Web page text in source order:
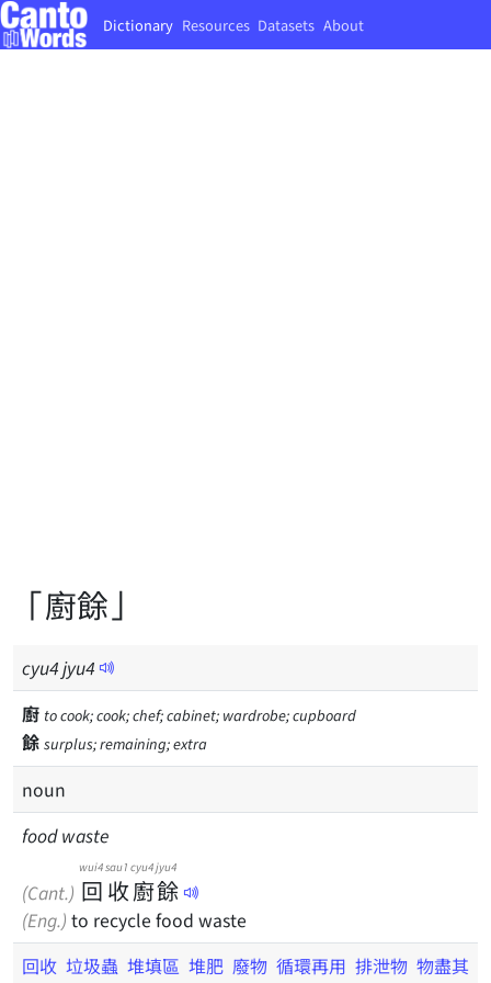
Dictionary Resources Datasets About
「廚餘」
cyu4jyu4
廚 to cook; cook; chef; cabinet; wardrobe; cupboard
餘 surplus; remaining; extra
noun
food waste
(Cant.) 回
wui4
收
sau1
廚
cyu4
餘
jyu4
(Eng.) to recycle food waste
回收 垃圾蟲 堆填區 堆肥 廢物 循環再用 排泄物 物盡其